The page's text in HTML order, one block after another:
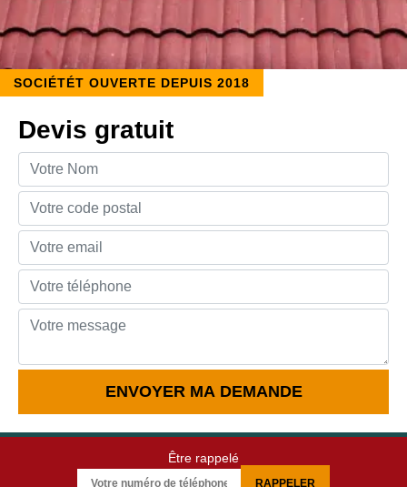
SOCIÉTÉT OUVERTE DEPUIS 2018
Devis gratuit
Être rappelé